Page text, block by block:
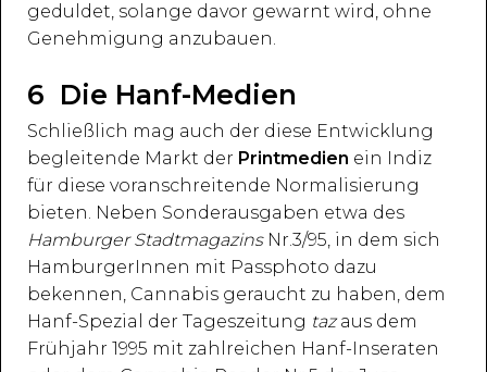
geduldet, solange davor gewarnt wird, ohne
Genehmigung anzubauen.
6 Die Hanf-Medien
Schließlich mag auch der diese Entwicklung
begleitende Markt der Printmedien ein Indiz
für diese voranschreitende Normalisierung
bieten. Neben Sonderausgaben etwa des
Hamburger StadtmagazinsNr.3/95, in dem sich
HamburgerInnen mit Passphoto dazu
bekennen, Cannabis geraucht zu haben, dem
Hanf-Spezial der Tageszeitung tazaus dem
Frühjahr 1995 mit zahlreichen Hanf-Inseraten